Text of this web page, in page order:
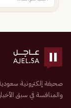
والمنافسة في سبق